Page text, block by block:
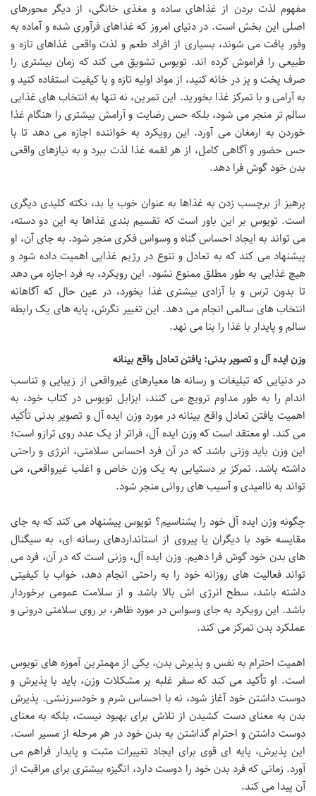
مفهوم لذت بردن از غذاهای ساده و مغذی خانگی، از دیگر محورهای
اصلی این بخش است. در دنیای امروز که غذاهای فرآوری شده و آماده به
وفور یافت می شوند، بسیاری از افراد طعم و لذت واقعی غذاهای تازه و
طبیعی را فراموش کرده اند. تویوس تشویق می کند که زمان بیشتری را
صرف پخت و پز در خانه کنید، از مواد اولیه تازه و با کیفیت استفاده کنید و
به آرامی و با تمرکز غذا بخورید. این تمرین، نه تنها به انتخاب های غذایی
سالم تر منجر می شود، بلکه حس رضایت و آرامش بیشتری را هنگام غذا
خوردن به ارمغان می آورد. این رویکرد به خواننده اجازه می دهد تا با
حس حضور و آگاهی کامل، از هر لقمه غذا لذت ببرد و به نیازهای واقعی
بدن خود گوش فرا دهد.
پرهیز از برچسب زدن به غذاها به عنوان خوب یا بد، نکته کلیدی دیگری
است. تویوس بر این باور است که تقسیم بندی غذاها به این دو دسته،
می تواند به ایجاد احساس گناه و وسواس فکری منجر شود. به جای آن، او
پیشنهاد می کند که به تعادل و تنوع در رژیم غذایی اهمیت داده شود و
هیچ غذایی به طور مطلق ممنوع نشود. این رویکرد، به فرد اجازه می دهد
تا بدون ترس و با آزادی بیشتری غذا بخورد، در عین حال که آگاهانه
انتخاب های سالمی انجام می دهد. این تغییر نگرش، پایه های یک رابطه
سالم و پایدار با غذا را بنا می نهد.
وزن ایده آل و تصویر بدنی: یافتن تعادل واقع بینانه
در دنیایی که تبلیغات و رسانه ها معیارهای غیرواقعی از زیبایی و تناسب
اندام را به طور مداوم ترویج می کنند، ایزابل تویوس در کتاب خود، به
اهمیت یافتن تعادل واقع بینانه در مورد وزن ایده آل و تصویر بدنی تأکید
می کند. او معتقد است که وزن ایده آل، فراتر از یک عدد روی ترازو است؛
این وزن باید وزنی باشد که در آن فرد احساس سلامتی، انرژی و راحتی
داشته باشد. تمرکز بر دستیابی به یک وزن خاص و اغلب غیرواقعی، می
تواند به ناامیدی و آسیب های روانی منجر شود.
چگونه وزن ایده آل خود را بشناسیم؟ تویوس پیشنهاد می کند که به جای
مقایسه خود با دیگران یا پیروی از استانداردهای رسانه ای، به سیگنال
های بدن خود گوش فرا دهیم. وزن ایده آل، وزنی است که در آن، فرد می
تواند فعالیت های روزانه خود را به راحتی انجام دهد، خواب با کیفیتی
داشته باشد، سطح انرژی اش بالا باشد و از سلامت عمومی برخوردار
باشد. این رویکرد به جای وسواس در مورد ظاهر، بر روی سلامتی درونی و
عملکرد بدن تمرکز می کند.
اهمیت احترام به نفس و پذیرش بدن، یکی از مهمترین آموزه های تویوس
است. او تأکید می کند که سفر غلبه بر مشکلات وزن، باید با پذیرش و
دوست داشتن خود آغاز شود، نه با احساس شرم و خودسرزنشی. پذیرش
بدن به معنای دست کشیدن از تلاش برای بهبود نیست، بلکه به معنای
دوست داشتن و احترام گذاشتن به بدن خود در هر مرحله از مسیر است.
این پذیرش، پایه ای قوی برای ایجاد تغییرات مثبت و پایدار فراهم می
آورد. زمانی که فرد بدن خود را دوست دارد، انگیزه بیشتری برای مراقبت از
آن پیدا می کند.